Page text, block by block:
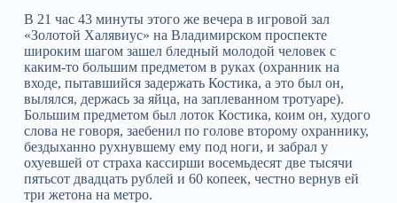
В 21 час 43 минуты этого же вечера в игровой зал
«Золотой Халявиус» на Владимирском проспекте
широким шагом зашел бледный молодой человек с
каким-то большим предметом в руках (охранник на
входе, пытавшийся задержать Костика, а это был он,
вылялся, держась за яйца, на заплеванном тротуаре).
Большим предметом был лоток Костика, коим он, худого
слова не говоря, заебенил по голове второму охраннику,
бездыханно рухнувшему ему под ноги, и забрал у
охуевшей от страха кассирши восемьдесят две тысячи
пятьсот двадцать рублей и 60 копеек, честно вернув ей
три жетона на метро.